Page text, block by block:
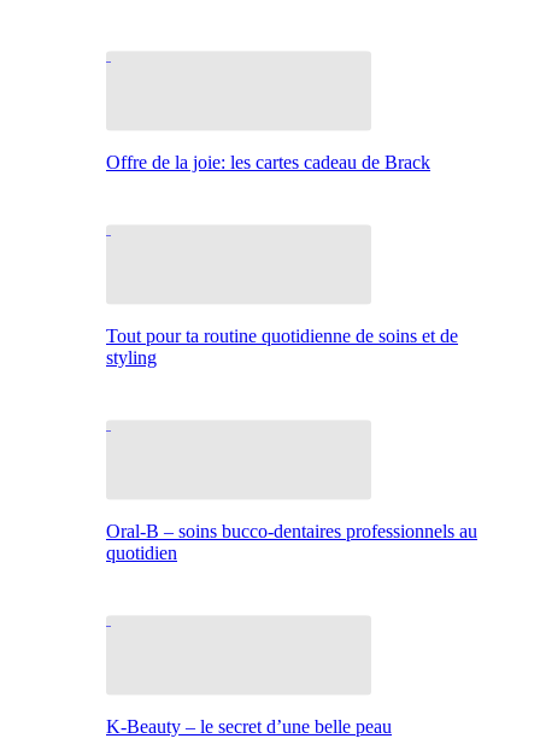
Offre de la joie: les cartes cadeau de Brack
Tout pour ta routine quotidienne de soins et de
styling
Oral-B – soins bucco-dentaires professionnels au
quotidien
K-Beauty – le secret d’une belle peau